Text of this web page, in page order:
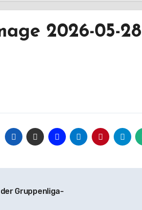
2026-05-28
Gruppenliga-